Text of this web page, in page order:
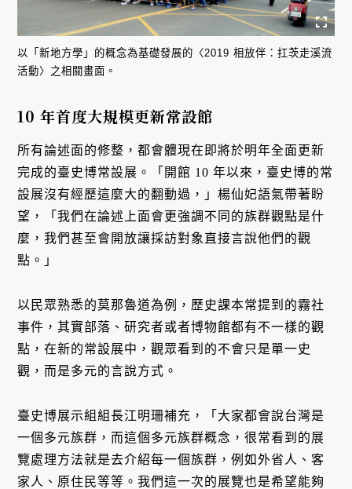
以「新地方學」的概念為基礎發展的〈2019 相放伴：扛茨走溪流
活動〉之相關畫面。
10 年首度大規模更新常設館
所有論述面的修整，都會體現在即將於明年全面更新
完成的臺史博常設展。「開館 10 年以來，臺史博的常
設展沒有經歷這麼大的翻動過，」楊仙妃語氣帶著盼
望，「我們在論述上面會更強調不同的族群觀點是什
麼，我們甚至會開放讓採訪對象直接言說他們的觀
點。」
以民眾熟悉的莫那魯道為例，歷史課本常提到的霧社
事件，其實部落、研究者或者博物館都有不一樣的觀
點，在新的常設展中，觀眾看到的不會只是單一史
觀，而是多元的言說方式。
臺史博展示組組長江明珊補充，「大家都會說台灣是
一個多元族群，而這個多元族群概念，很常看到的展
覽處理方法就是去介紹每一個族群，例如外省人、客
家人、原住民等等。我們這一次的展覽也是希望能夠